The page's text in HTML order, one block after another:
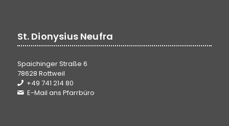
St. Dionysius Neufra
Spaichinger Straße 6
78628 Rottweil
+49 741 214 80
E-Mail ans Pfarrbüro